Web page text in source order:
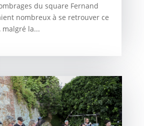
du square Fernand
nombreux à se retrouver ce
la...